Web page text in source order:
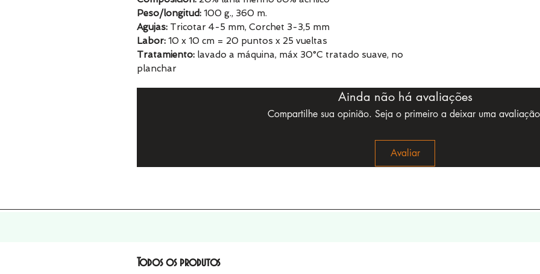
Peso/longitud: 100 g., 360 m.
Agujas: Tricotar 4-5 mm, Corchet 3-3,5 mm
Labor: 10 x 10 cm = 20 puntos x 25 vueltas
Tratamiento: lavado a máquina, máx 30°C tratado suave, no
planchar
Ainda não há avaliações
Compartilhe sua opinião. Seja o primeiro a deixar uma
Avaliar
Todos os produtos